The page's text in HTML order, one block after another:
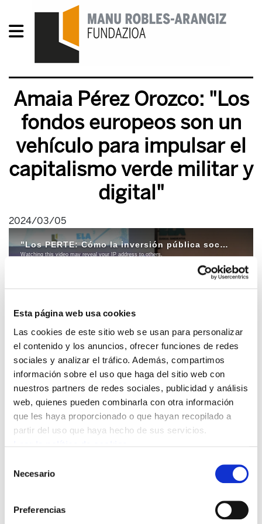
Esta página web usa cookies
Las cookies de este sitio web se usan para personalizar
el contenido y los anuncios, ofrecer funciones de redes
sociales y analizar el tráfico. Además, compartimos
información sobre el uso que haga del sitio web con
nuestros partners de redes sociales, publicidad y análisis
web, quienes pueden combinarla con otra información
que les haya proporcionado o que hayan recopilado a
partir del uso que haya hecho de sus servicios.
Necesario
Preferencias
Amaia Pérez Orozco: "Los
fondos europeos son un
vehículo para impulsar el
capitalismo verde militar y
digital"
2024/03/05
"Quizá deberíamos preguntarnos más cuáles son
los elementos de continuidad y de
discontinuidad entre el neoliberalismo de
décadas anteriores y este capitalismo verde
los estados, de las instituciones públicas en
sentido amplio, por qué están teniendo un papel
transferencia directa de recursos públicos. Está